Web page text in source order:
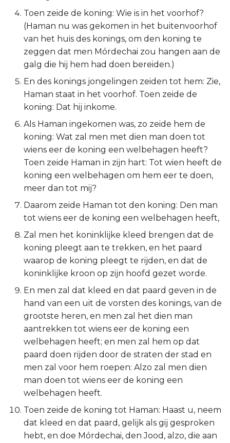
Filipenzen
Kolossenzen
2 Thessalonicenzen
1 Timótheüs
2 Timótheüs
Titus
Hebreeën
Jakobus
1 Petrus
2 Petrus
1 Johannes
2 Johannes
3 Johannes
Openbaring
Toen zeide de koning: Wie is in het voorhof?
(Haman nu was gekomen in het buitenvoorhof
van het huis des konings, om den koning te
zeggen dat men Mórdechai zou hangen aan de
galg die hij hem had doen bereiden.)
En des konings jongelingen zeiden tot hem: Zie,
Haman staat in het voorhof. Toen zeide de
koning: Dat hij inkome.
Als Haman ingekomen was, zo zeide hem de
koning: Wat zal men met dien man doen tot
wiens eer de koning een welbehagen heeft?
Toen zeide Haman in zijn hart: Tot wien heeft de
koning een welbehagen om hem eer te doen,
meer dan tot mij?
Daarom zeide Haman tot den koning: Den man
tot wiens eer de koning een welbehagen heeft,
Zal men het koninklijke kleed brengen dat de
koning pleegt aan te trekken, en het paard
waarop de koning pleegt te rijden, en dat de
koninklijke kroon op zijn hoofd gezet worde.
En men zal dat kleed en dat paard geven in de
hand van een uit de vorsten des konings, van de
grootste heren, en men zal het dien man
aantrekken tot wiens eer de koning een
welbehagen heeft; en men zal hem op dat
paard doen rijden door de straten der stad en
men zal voor hem roepen: Alzo zal men dien
man doen tot wiens eer de koning een
welbehagen heeft.
Toen zeide de koning tot Haman: Haast u, neem
dat kleed en dat paard, gelijk als gij gesproken
hebt, en doe Mórdechai, den Jood, alzo, die aan